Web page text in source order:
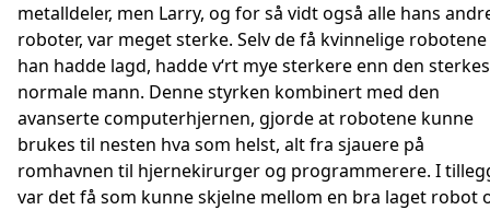
metalldeler, men Larry, og for så vidt også alle hans
roboter, var meget sterke. Selv de få kvinnelige robotene
han hadde lagd, hadde v‘rt mye sterkere enn den
normale mann. Denne styrken kombinert med den
avanserte computerhjernen, gjorde at robotene kunne
brukes til nesten hva som helst, alt fra sjauere på
romhavnen til hjernekirurger og programmerere. I
var det få som kunne skjelne mellom en bra laget robot